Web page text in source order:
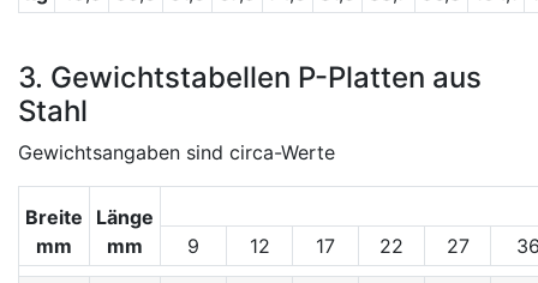
3. Gewichtstabellen P-Platten aus
Stahl
Gewichtsangaben sind circa-Werte
Breite
mm
Länge
mm
9 12 17 22 27